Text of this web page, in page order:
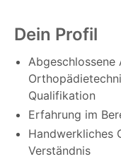
Dein Profil
Abgeschlossene
Qualifikation
Erfahrung im
Handwerkliches
Verständnis